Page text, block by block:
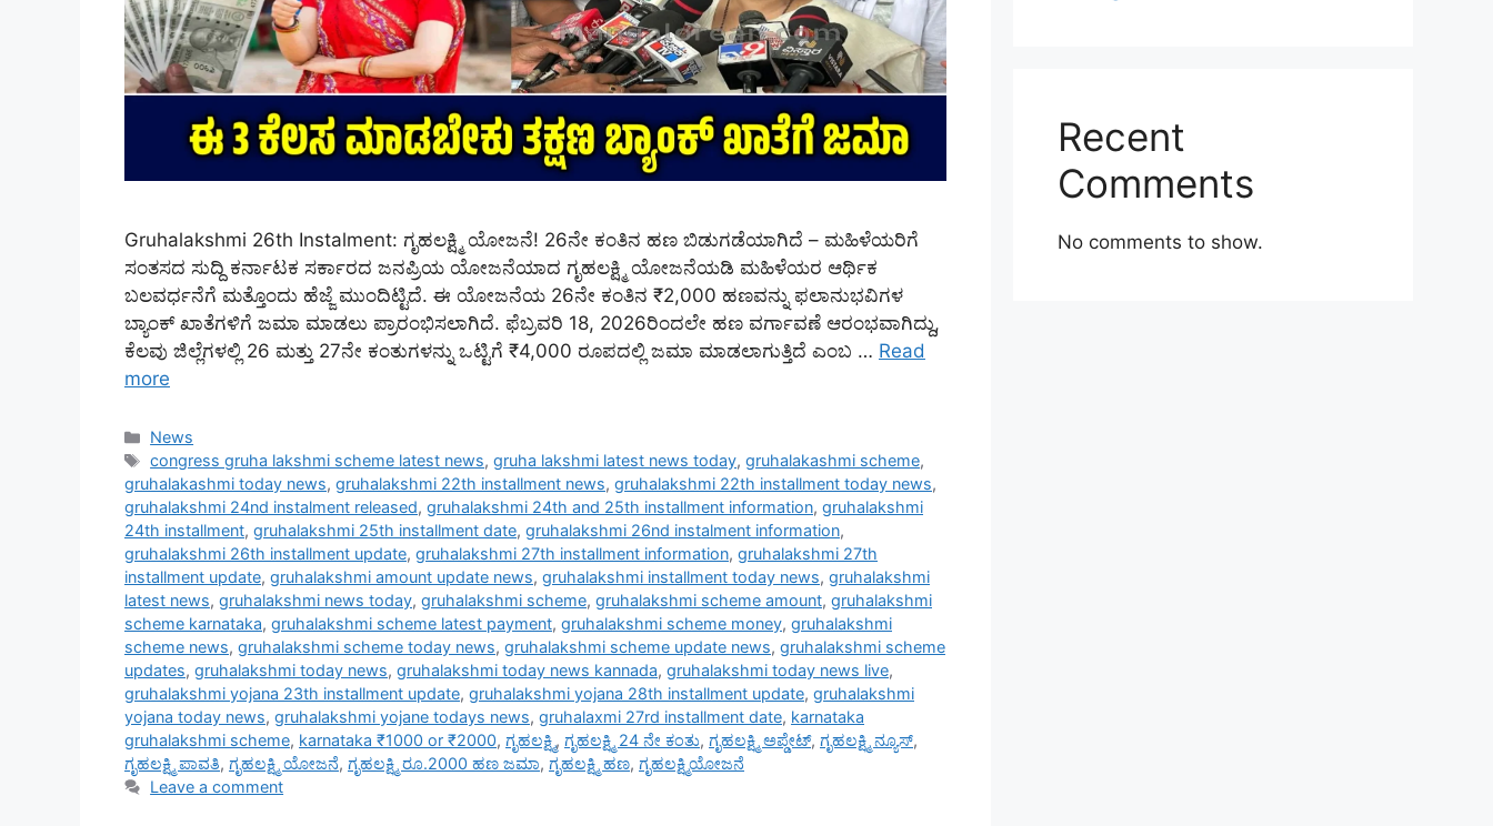
Gruhalakshmi 26th Instalment: ಗೃಹಲಕ್ಷ್ಮಿ ಯೋಜನೆ! 26ನೇ ಕಂತಿನ ಹಣ ಬಿಡುಗಡೆಯಾಗಿದೆ – ಮಹಿಳೆಯರಿಗೆ
ಸಂತಸದ ಸುದ್ದಿ ಕರ್ನಾಟಕ ಸರ್ಕಾರದ ಜನಪ್ರಿಯ ಯೋಜನೆಯಾದ ಗೃಹಲಕ್ಷ್ಮಿ ಯೋಜನೆಯಡಿ ಮಹಿಳೆಯರ ಆರ್ಥಿಕ
ಬಲವರ್ಧನೆಗೆ ಮತ್ತೊಂದು ಹೆಜ್ಜೆ ಮುಂದಿಟ್ಟಿದೆ. ಈ ಯೋಜನೆಯ 26ನೇ ಕಂತಿನ ₹2,000 ಹಣವನ್ನು ಫಲಾನುಭವಿಗಳ
ಬ್ಯಾಂಕ್ ಖಾತೆಗಳಿಗೆ ಜಮಾ ಮಾಡಲು ಪ್ರಾರಂಭಿಸಲಾಗಿದೆ. ಫೆಬ್ರವರಿ 18, 2026ರಿಂದಲೇ ಹಣ ವರ್ಗಾವಣೆ ಆರಂಭವಾಗಿದ್ದು,
ಕೆಲವು ಜಿಲ್ಲೆಗಳಲ್ಲಿ 26 ಮತ್ತು 27ನೇ ಕಂತುಗಳನ್ನು ಒಟ್ಟಿಗೆ ₹4,000 ರೂಪದಲ್ಲಿ ಜಮಾ ಮಾಡಲಾಗುತ್ತಿದೆ ಎಂಬ … Read
more
Categories
News
Tags
congress gruha lakshmi scheme latest news,gruha lakshmi latest news today,gruhalakashmi scheme,
gruhalakashmi today news, gruhalakshmi 22th installment news, gruhalakshmi 22th installment today news,
gruhalakshmi 24nd instalment released, gruhalakshmi 24th and 25th installment information, gruhalakshmi
24th installment, gruhalakshmi 25th installment date, gruhalakshmi 26nd instalment information,
gruhalakshmi 26th installment update, gruhalakshmi 27th installment information, gruhalakshmi 27th
installment update, gruhalakshmi amount update news, gruhalakshmi installment today news, gruhalakshmi
latest news, gruhalakshmi news today, gruhalakshmi scheme, gruhalakshmi scheme amount, gruhalakshmi
scheme karnataka, gruhalakshmi scheme latest payment, gruhalakshmi scheme money, gruhalakshmi
scheme news, gruhalakshmi scheme today news, gruhalakshmi scheme update news, gruhalakshmi scheme
updates, gruhalakshmi today news, gruhalakshmi today news kannada, gruhalakshmi today news live,
gruhalakshmi yojana 23th installment update, gruhalakshmi yojana 28th installment update, gruhalakshmi
yojana today news, gruhalakshmi yojane todays news, gruhalaxmi 27rd installment date, karnataka
gruhalakshmi scheme, karnataka ₹1000 or ₹2000, ಗೃಹಲಕ್ಷ್ಮಿ , ಗೃಹಲಕ್ಷ್ಮಿ 24 ನೇ ಕಂತು, ಗೃಹಲಕ್ಷ್ಮಿ ಅಪ್ಡೇಟ್, ಗೃಹಲಕ್ಷ್ಮಿ ನ್ಯೂಸ್,
ಗೃಹಲಕ್ಷ್ಮಿ ಪಾವತಿ, ಗೃಹಲಕ್ಷ್ಮಿ ಯೋಜನೆ, ಗೃಹಲಕ್ಷ್ಮಿ ರೂ.2000 ಹಣ ಜಮಾ, ಗೃಹಲಕ್ಷ್ಮಿ ಹಣ, ಗೃಹಲಕ್ಷ್ಮಿಯೋಜನೆ
Leave a comment
Recent
Comments
No comments to show.